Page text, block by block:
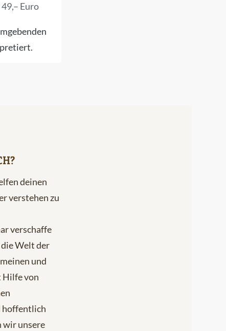
Euro
deinen
verstehen zu
verschaffe
Welt der
und
Hilfe von
hoffentlich
wir unsere